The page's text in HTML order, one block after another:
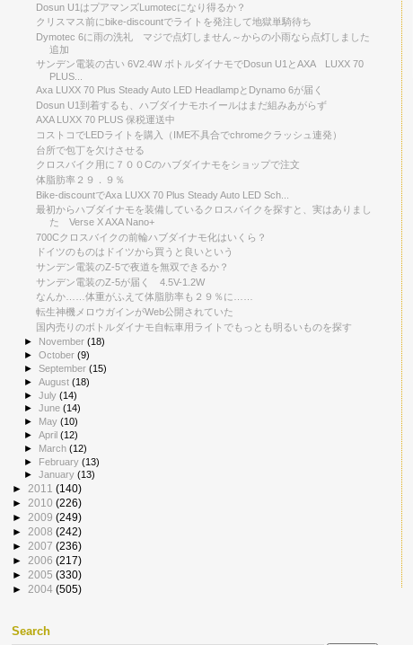
Dosun U1はプアマンズLumotecになり得るか？
クリスマス前にbike-discountでライトを発注して地獄単騎待ち
Dymotec 6に雨の洗礼 マジで点灯しません～からの小雨なら点灯しました
追加
サンデン電装の古い 6V2.4W ボトルダイナモでDosun U1とAXA LUXX 70
PLUS...
Axa LUXX 70 Plus Steady Auto LED HeadlampとDynamo 6が届く
Dosun U1到着するも、ハブダイナモホイールはまだ組みあがらず
AXA LUXX 70 PLUS 保税運送中
コストコでLEDライトを購入（IME不具合でchromeクラッシュ連発）
台所で包丁を欠けさせる
クロスバイク用に７００Cのハブダイナモをショップで注文
体脂肪率２９．９％
Bike-discountでAxa LUXX 70 Plus Steady Auto LED Sch...
最初からハブダイナモを装備しているクロスバイクを探すと、実はありまし
た Verse X AXA Nano+
700Cクロスバイクの前輪ハブダイナモ化はいくら？
ドイツのものはドイツから買うと良いという
サンデン電装のZ-5で夜道を無双できるか？
サンデン電装のZ-5が届く 4.5V-1.2W
なんか……体重がふえて体脂肪率も２９％に……
転生神機メロウガインがWeb公開されていた
国内売りのボトルダイナモ自転車用ライトでもっとも明るいものを探す
►
November(18)
►October(9)
►September(15)
►August(18)
►July(14)
►June(14)
► May(10)
►April(12)
► March(12)
► February(13)
►January(13)
► 2011 (140)
► 2010 (226)
► 2009 (249)
► 2008 (242)
► 2007 (236)
► 2006 (217)
► 2005 (330)
► 2004 (505)
Search